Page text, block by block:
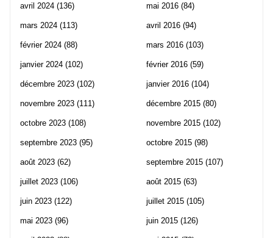
avril 2024 (136)
mars 2024 (113)
février 2024 (88)
janvier 2024 (102)
décembre 2023 (102)
novembre 2023 (111)
octobre 2023 (108)
septembre 2023 (95)
août 2023 (62)
juillet 2023 (106)
juin 2023 (122)
mai 2023 (96)
mai 2016 (84)
avril 2016 (94)
mars 2016 (103)
février 2016 (59)
janvier 2016 (104)
décembre 2015 (80)
novembre 2015 (102)
octobre 2015 (98)
septembre 2015 (107)
août 2015 (63)
juillet 2015 (105)
juin 2015 (126)